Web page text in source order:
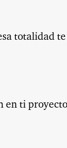
totalidad
ti